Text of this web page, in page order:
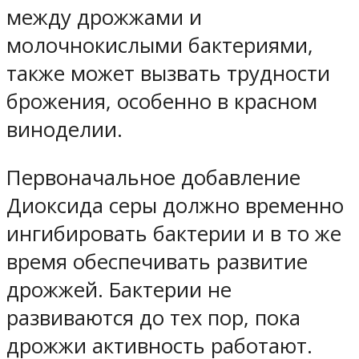
между дрожжами и
молочнокислыми бактериями,
также может вызвать трудности
брожения, особенно в красном
виноделии.
Первоначальное добавление
Диоксида серы должно временно
ингибировать бактерии и в то же
время обеспечивать развитие
дрожжей. Бактерии не
развиваются до тех пор, пока
дрожжи активность работают.